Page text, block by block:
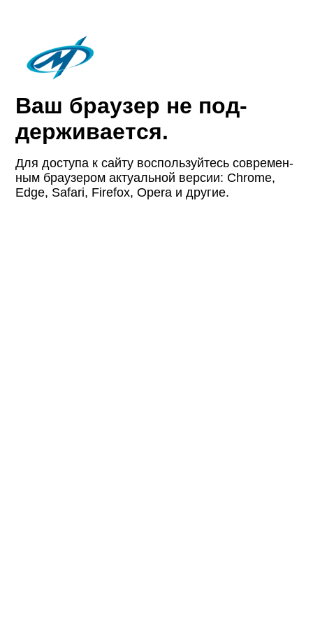
Ваш браузер не под­
держи­вается.
Для доступа к сайту восполь­зуйтесь совре­мен­
ным браузером актуаль­ной версии: Chrome,
Edge, Safari, Firefox, Opera и другие.